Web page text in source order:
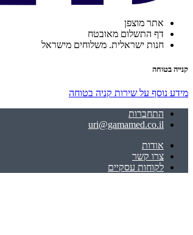
אתר מוצפן
דף התשלום מאובטח
חנות ישראלית. משלוחים מישראל
קנייה בטוחה
מידע נוסף על שירות קניה בטוחה
התחברות
uri@gamamed.co.il
אודות
צרו קשר
לקוחות עסקיים